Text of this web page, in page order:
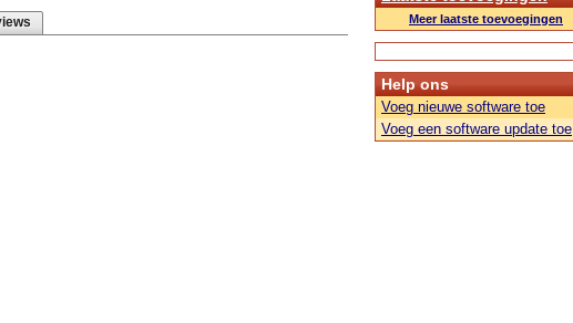
Meer laatste toevoegingen
Help ons
Voeg nieuwe software toe
Voeg een software update toe